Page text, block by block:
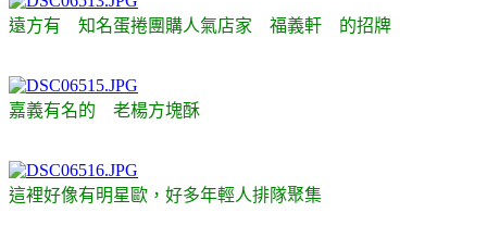
遠方有 知名蛋捲團購人氣店家 福義軒 的招牌
嘉義有名的 老楊方塊酥
這裡好像有明星歐，好多年輕人排隊聚集